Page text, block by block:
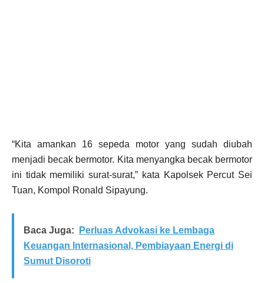
“Kita amankan 16 sepeda motor yang sudah diubah
menjadi becak bermotor. Kita menyangka becak bermotor
ini tidak memiliki surat-surat,” kata Kapolsek Percut Sei
Tuan, Kompol Ronald Sipayung.
Baca Juga:
Perluas Advokasi ke Lembaga
Keuangan Internasional, Pembiayaan Energi di
Sumut Disoroti